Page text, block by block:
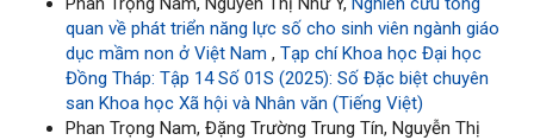
quan về phát triển năng lực số cho sinh viên ngành giáo
dục mầm non ở Việt Nam , Tạp chí Khoa học Đại học
Đồng Tháp: Tập 14 Số 01S (2025): Số Đặc biệt chuyên
san Khoa học Xã hội và Nhân văn (Tiếng Việt)
Phan Trọng Nam, Đặng Trường Trung Tín, Nguyễn Thị